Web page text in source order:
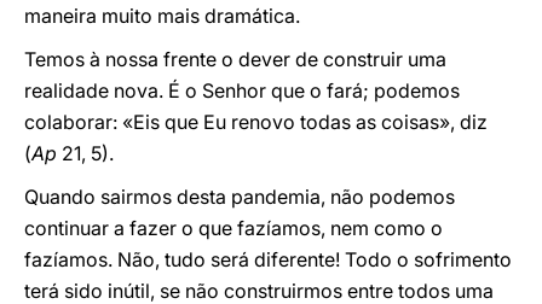
maneira muito mais dramática.
Temos à nossa frente o dever de construir uma
realidade nova. É o Senhor que o fará; podemos
colaborar: «Eis que Eu renovo todas as coisas», diz
(Ap 21, 5).
Quando sairmos desta pandemia, não podemos
continuar a fazer o que fazíamos, nem como o
fazíamos. Não, tudo será diferente! Todo o sofrimento
terá sido inútil, se não construirmos entre todos uma